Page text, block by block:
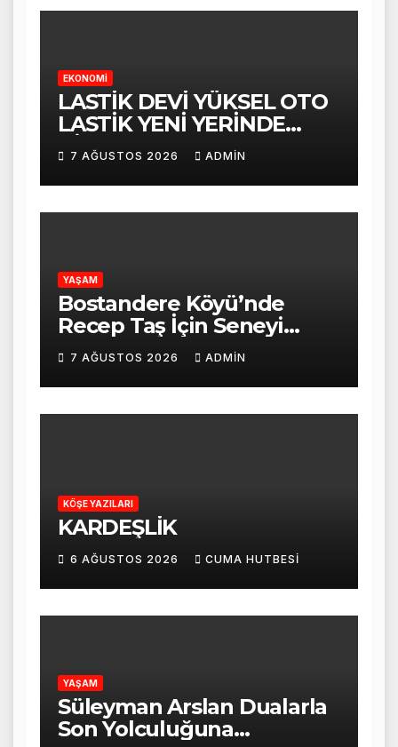
EKONOMİ
LASTİK DEVİ YÜKSEL OTO
LASTİK YENİ YERİNDE
HİZMET VERMEYE
BAŞLADI
7 AĞUSTOS 2026 ADMIN
YAŞAM
Bostandere Köyü’nde
Recep Taş İçin Seneyi
Devriye Mevlid-i Şerif
Programı Düzenlendi
7 AĞUSTOS 2026 ADMIN
KÖŞE YAZILARI
KARDEŞLİK
6 AĞUSTOS 2026 CUMA HUTBESI
YAŞAM
Süleyman Arslan Dualarla
Son Yolculuğuna